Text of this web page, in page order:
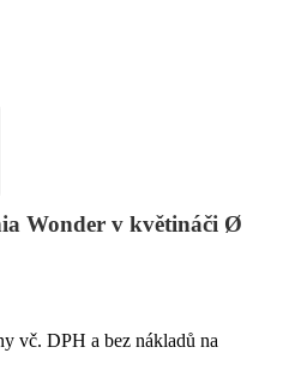
Wonder v květináči Ø
vč. DPH a bez nákladů na